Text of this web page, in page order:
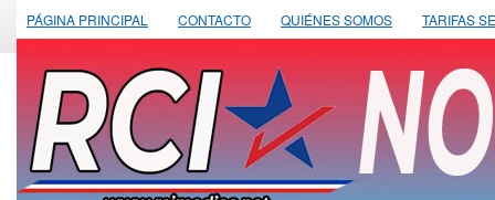
PÁGINA PRINCIPAL CONTACTO QUIÉNES SOMOS TARIFAS